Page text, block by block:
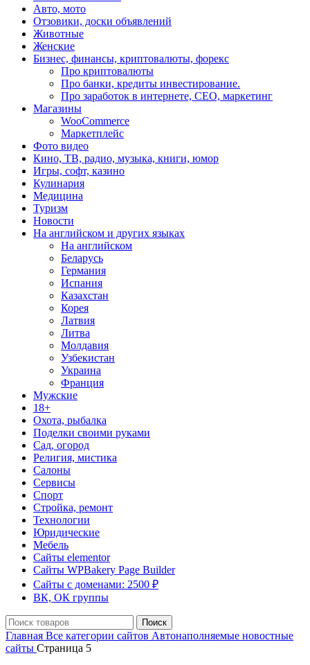
Авто, мото
Отзовики, доски объявлений
Животные
Женские
Бизнес, финансы, криптовалюты, форекс
Про криптовалюты
Про банки, кредиты инвестирование.
Про заработок в интернете, СЕО, маркетинг
Магазины
WooCommerce
Маркетплейс
Фото видео
Кино, ТВ, радио, музыка, книги, юмор
Игры, софт, казино
Кулинария
Медицина
Туризм
Новости
На английском и других языках
На английском
Беларусь
Германия
Испания
Казахстан
Корея
Латвия
Литва
Молдавия
Узбекистан
Украина
Франция
Мужские
18+
Охота, рыбалка
Поделки своими руками
Сад, огород
Религия, мистика
Салоны
Сервисы
Спорт
Стройка, ремонт
Технологии
Юридические
Мебель
Сайты elementor
Сайты WPBakery Page Builder
Сайты с доменами: 2500 ₽
ВК, ОК группы
Поиск
Главная Все категории сайтов Автонаполняемые новостные
сайты Страница 5